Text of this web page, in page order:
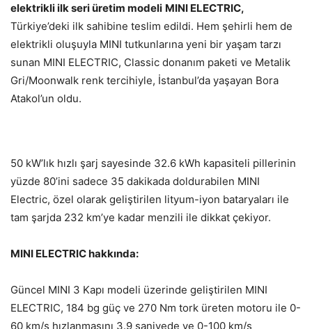
elektrikli ilk seri üretim modeli MINI ELECTRIC,
Türkiye’deki ilk sahibine teslim edildi. Hem şehirli hem de
elektrikli oluşuyla MINI tutkunlarına yeni bir yaşam tarzı
sunan MINI ELECTRIC, Classic donanım paketi ve Metalik
Gri/Moonwalk renk tercihiyle, İstanbul’da yaşayan Bora
Atakol’un oldu.
50 kW’lık hızlı şarj sayesinde 32.6 kWh kapasiteli pillerinin
yüzde 80’ini sadece 35 dakikada doldurabilen MINI
Electric, özel olarak geliştirilen lityum-iyon bataryaları ile
tam şarjda 232 km’ye kadar menzili ile dikkat çekiyor.
MINI ELECTRIC hakkında:
Güncel MINI 3 Kapı modeli üzerinde geliştirilen MINI
ELECTRIC, 184 bg güç ve 270 Nm tork üreten motoru ile 0-
60 km/s hızlanmasını 3.9 saniyede ve 0-100 km/s